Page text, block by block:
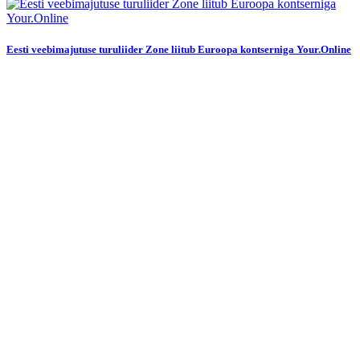
Eesti veebimajutuse turuliider Zone liitub Euroopa kontserniga Your.Online